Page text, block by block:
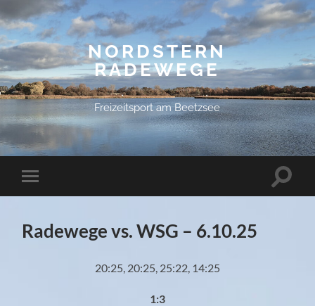
NORDSTERN
RADEWEGE
Freizeitsport am Beetzsee
Mobile-
Menü
Radewege vs. WSG – 6.10.25
20:25, 20:25, 25:22, 14:25
1:3